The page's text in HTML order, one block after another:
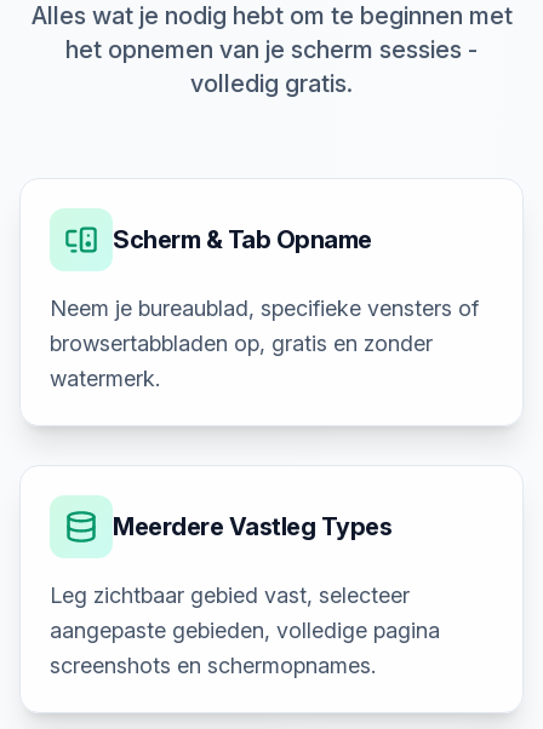
Alles wat je nodig hebt om te beginnen met
het opnemen van je scherm sessies -
volledig gratis.
Scherm & Tab Opname
Neem je bureaublad, specifieke vensters of
browsertabbladen op, gratis en zonder
watermerk.
Meerdere Vastleg Types
Leg zichtbaar gebied vast, selecteer
aangepaste gebieden, volledige pagina
screenshots en schermopnames.